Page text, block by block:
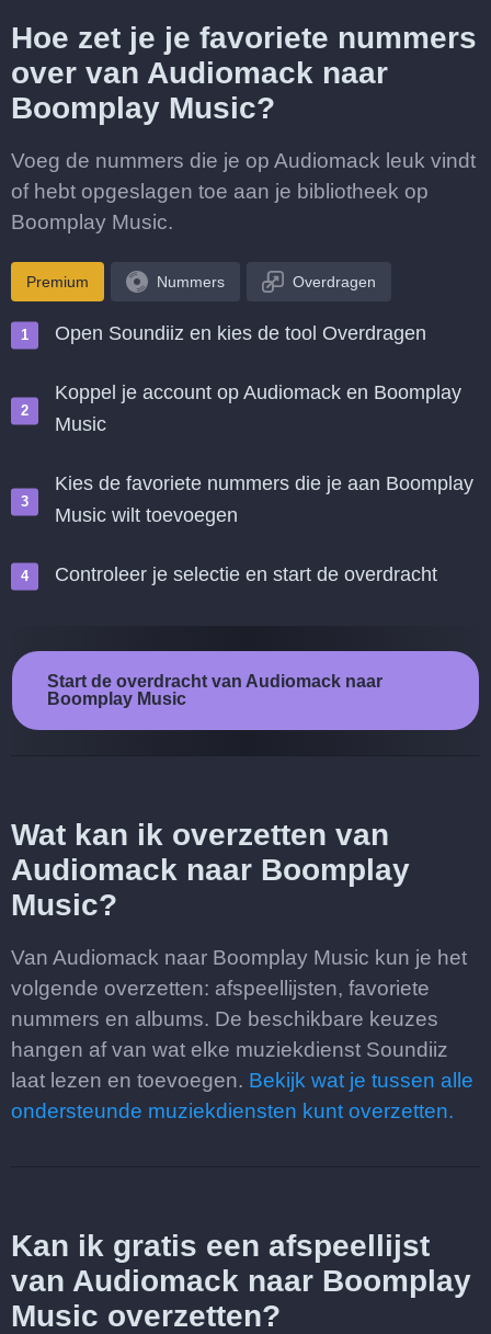
Hoe zet je je favoriete nummers
over van Audiomack naar
Boomplay Music?
Voeg de nummers die je op Audiomack leuk vindt
of hebt opgeslagen toe aan je bibliotheek op
Boomplay Music.
Premium Nummers Overdragen
Open Soundiiz en kies de tool Overdragen
Koppel je account op Audiomack en Boomplay
Music
Kies de favoriete nummers die je aan Boomplay
Music wilt toevoegen
Controleer je selectie en start de overdracht
Start de overdracht van Audiomack naar
Boomplay Music
Wat kan ik overzetten van
Audiomack naar Boomplay
Music?
Van Audiomack naar Boomplay Music kun je het
volgende overzetten: afspeellijsten, favoriete
nummers en albums. De beschikbare keuzes
hangen af van wat elke muziekdienst Soundiiz
laat lezen en toevoegen. Bekijk wat je tussen alle
ondersteunde muziekdiensten kunt overzetten.
Kan ik gratis een afspeellijst
van Audiomack naar Boomplay
Music overzetten?